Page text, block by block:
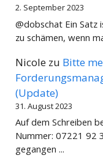
2. September 2023
@dobschat Ein Satz
zu schämen, wenn
Nicole zu Bitte
(Update)
31. August 2023
Auf dem Schreiben
Nummer: 07221 92
gegangen ...